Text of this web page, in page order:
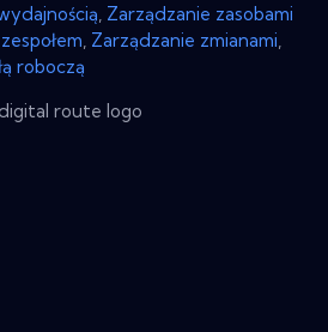
Zarządzanie zasobami
Zarządzanie zmianami
roboczą